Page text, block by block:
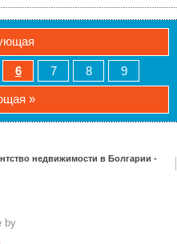
6 7 8 9
»
недвижимости в Болгарии -
by